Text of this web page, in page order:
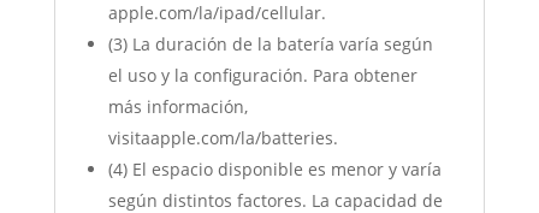
apple.com/la/ipad/cellular.
(3) La duración de la batería varía según
el uso y la configuración. Para obtener
más información,
visitaapple.com/la/batteries.
(4) El espacio disponible es menor y varía
según distintos factores. La capacidad de